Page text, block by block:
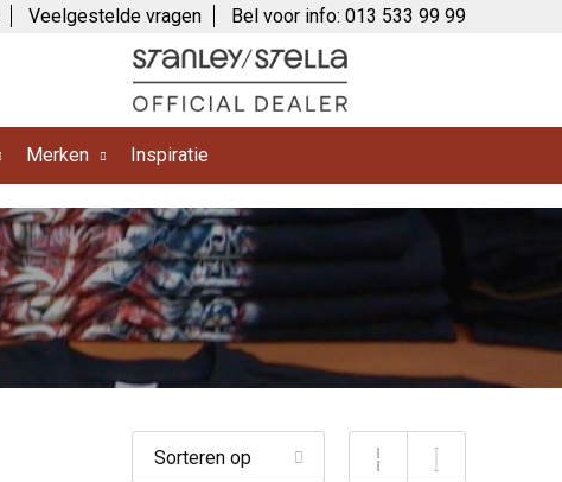
Veelgestelde vragen Bel voor info: 013 533 99 99
Merken Inspiratie